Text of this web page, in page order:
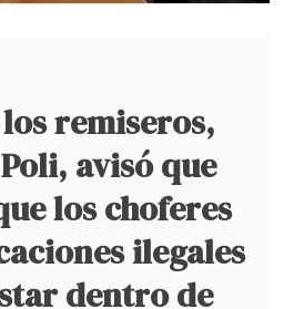
remiseros,
avisó que
los choferes
ilegales
dentro de